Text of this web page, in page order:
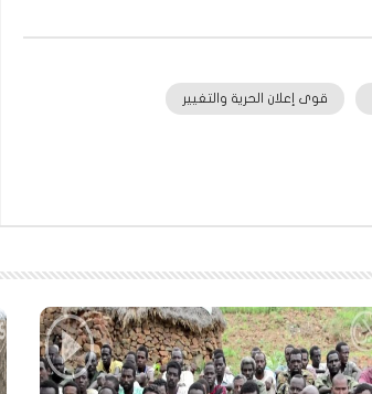
قوى إعلان الحرية والتغيير